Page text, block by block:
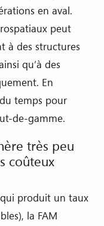
en aval.
peut
à des structures
qu’à des
En
temps pour
de-gamme.
très peu
coûteux
produit un taux
la FAM